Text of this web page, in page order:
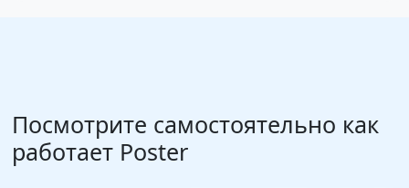
Посмотрите самостоятельно как
работает Poster